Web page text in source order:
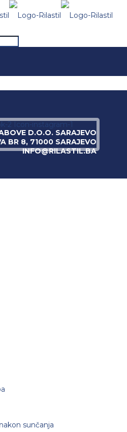
2 Icon-instagram-1
D.O.O. SARAJEVO
BR 8, 71000 SARAJEVO
INFO@RILASTIL.BA
sunčanja